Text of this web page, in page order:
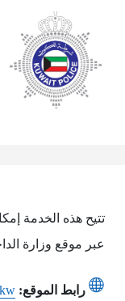
تتيح هذه الخدمة
عبر موقع وزارة
رابط الموقع: